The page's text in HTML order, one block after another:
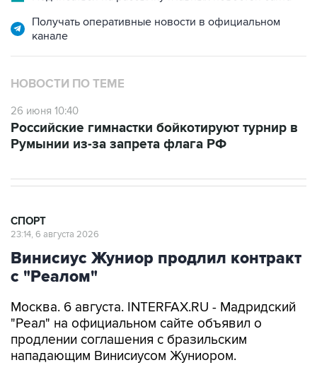
Получать оперативные новости в официальном
канале
НОВОСТИ ПО ТЕМЕ
26 июня 10:40
Российские гимнастки бойкотируют турнир в
Румынии из-за запрета флага РФ
СПОРТ
23:14, 6 августа 2026
Винисиус Жуниор продлил контракт
с "Реалом"
Москва. 6 августа. INTERFAX.RU - Мадридский
"Реал" на официальном сайте объявил о
продлении соглашения с бразильским
нападающим Винисиусом Жуниором.